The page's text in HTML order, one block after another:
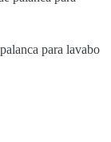
para lavabo